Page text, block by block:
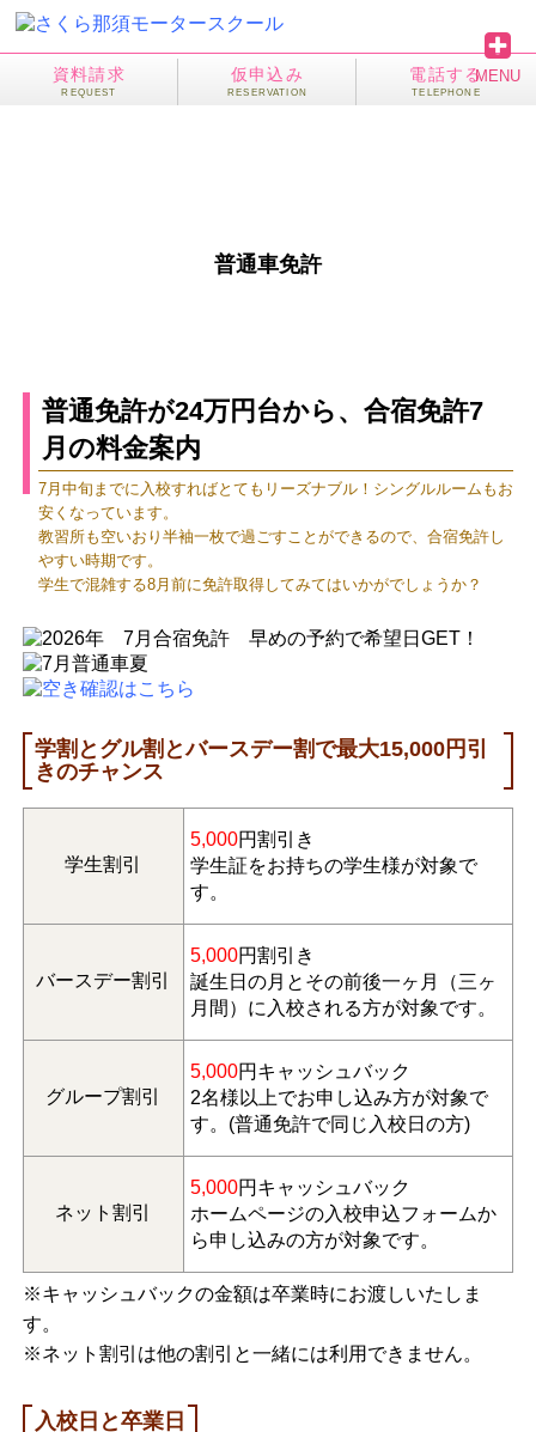
資料請求 仮申込み 電話する
普通車免許
普通免許が24万円台から、合宿免許7
月の料金案内
7月中旬までに入校すればとてもリーズナブル！シングルルームもお
安くなっています。
教習所も空いおり半袖一枚で過ごすことができるので、合宿免許し
やすい時期です。
学生で混雑する8月前に免許取得してみてはいかがでしょうか？
学割とグル割とバースデー割で最大15,000円引
きのチャンス
学生割引
5,000円割引き
学生証をお持ちの学生様が対象で
す。
バースデー割引
5,000円割引き
誕生日の月とその前後一ヶ月（三ヶ
月間）に入校される方が対象です。
グループ割引
5,000円キャッシュバック
2名様以上でお申し込み方が対象で
す。(普通免許で同じ入校日の方)
ネット割引
5,000円キャッシュバック
ホームページの入校申込フォームか
ら申し込みの方が対象です。
※キャッシュバックの金額は卒業時にお渡しいたしま
す。
※ネット割引は他の割引と一緒には利用できません。
入校日と卒業日
MENU